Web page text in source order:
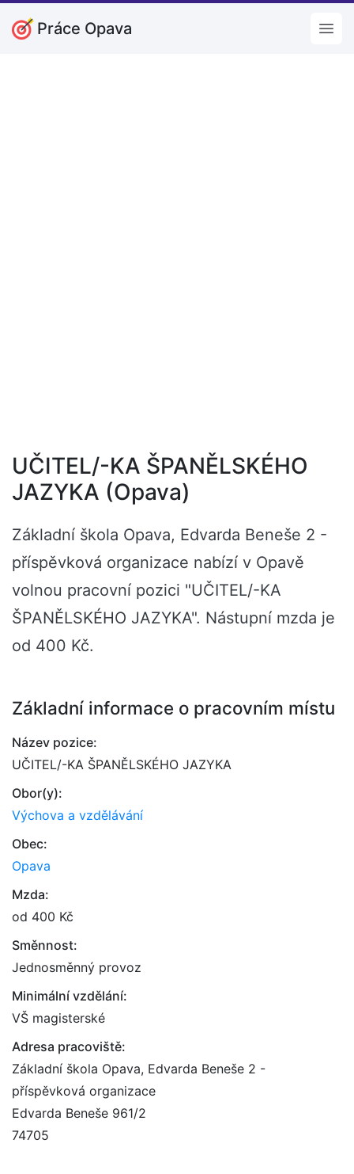
Práce Opava
UČITEL/-KA ŠPANĚLSKÉHO
JAZYKA (Opava)
Základní škola Opava, Edvarda Beneše 2 -
příspěvková organizace nabízí v Opavě
volnou pracovní pozici "UČITEL/-KA
ŠPANĚLSKÉHO JAZYKA". Nástupní mzda je
od 400 Kč.
Základní informace o pracovním místu
Název pozice:
UČITEL/-KA ŠPANĚLSKÉHO JAZYKA
Obor(y):
Výchova a vzdělávání
Obec:
Opava
Mzda:
od 400 Kč
Směnnost:
Jednosměnný provoz
Minimální vzdělání:
VŠ magisterské
Adresa pracoviště:
Základní škola Opava, Edvarda Beneše 2 -
příspěvková organizace
Edvarda Beneše 961/2
74705